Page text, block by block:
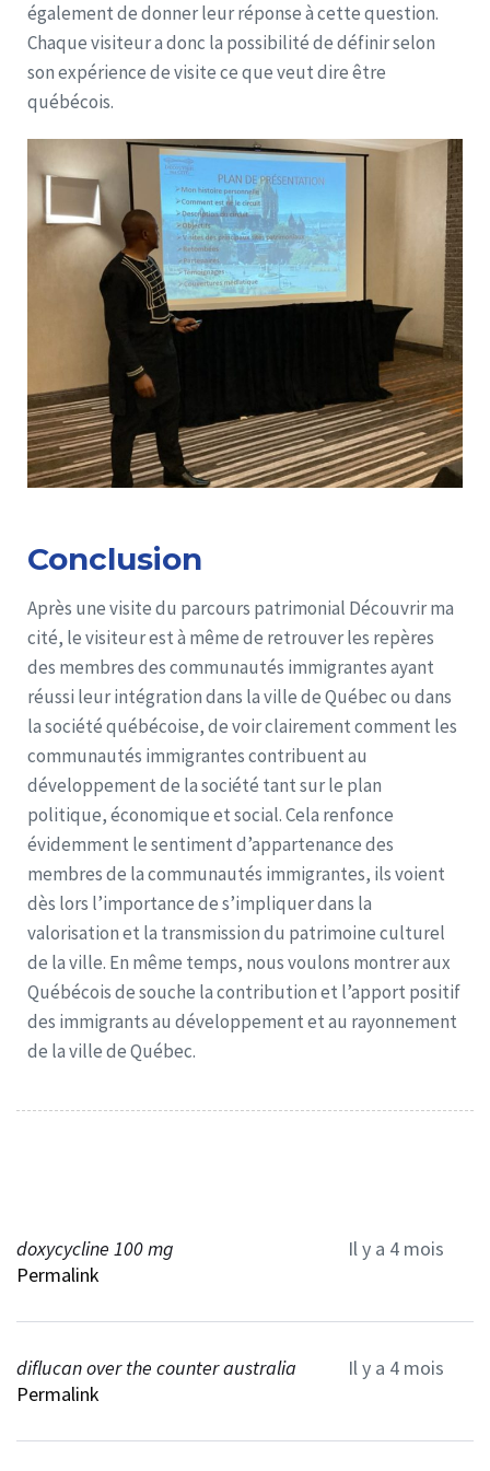
également de donner leur réponse à cette question.
Chaque visiteur a donc la possibilité de définir selon
son expérience de visite ce que veut dire être
québécois.
Conclusion
Après une visite du parcours patrimonial Découvrir ma
cité, le visiteur est à même de retrouver les repères
des membres des communautés immigrantes ayant
réussi leur intégration dans la ville de Québec ou dans
la société québécoise, de voir clairement comment les
communautés immigrantes contribuent au
développement de la société tant sur le plan
politique, économique et social. Cela renfonce
évidemment le sentiment d’appartenance des
membres de la communautés immigrantes, ils voient
dès lors l’importance de s’impliquer dans la
valorisation et la transmission du patrimoine culturel
de la ville. En même temps, nous voulons montrer aux
Québécois de souche la contribution et l’apport positif
des immigrants au développement et au rayonnement
de la ville de Québec.
doxycycline 100 mg
Il y a 4 mois
Permalink
diflucan over the counter australia
Il y a 4 mois
Permalink